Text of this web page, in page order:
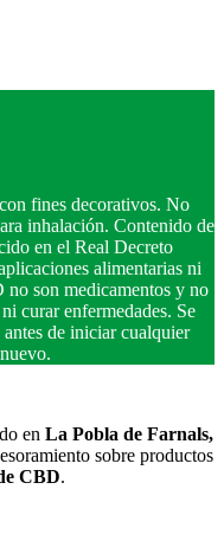
fines decorativos. No
inhalación. Contenido de
en el Real Decreto
alimentarias ni
son medicamentos y no
curar enfermedades. Se
de iniciar cualquier
en La Pobla de Farnals,
sobre productos
CBD.